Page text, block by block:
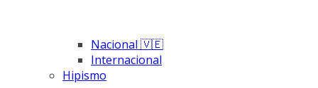
Nacional 🇻🇪
Internacional
Hipismo